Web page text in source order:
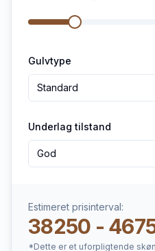
Gulvtype
Standard
Underlag tilstand
God
Estimeret prisinterval:
38250 -
*Dette er et uforpligtende